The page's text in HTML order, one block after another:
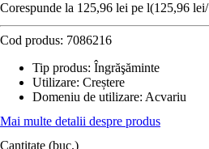
Corespunde la 125,96 lei pe l(125,96 lei/
Cod produs: 7086216
Tip produs: Îngrăşăminte
Utilizare: Creștere
Domeniu de utilizare: Acvariu
Mai multe detalii despre produs
Cantitate (buc.)